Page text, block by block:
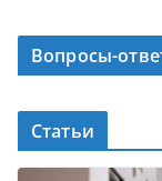
Вопросы-
Статьи